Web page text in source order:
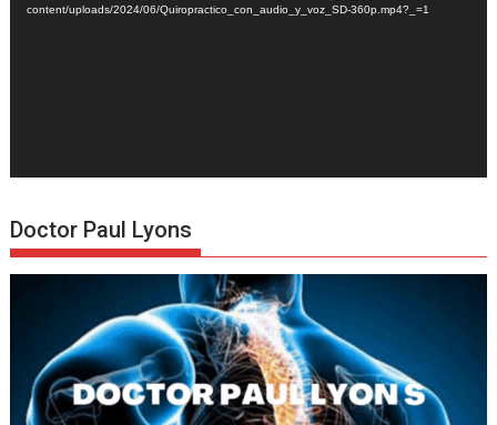
content/uploads/2024/06/Quiropractico_con_audio_y_voz_SD-360p.mp4?_=1
Doctor Paul Lyons